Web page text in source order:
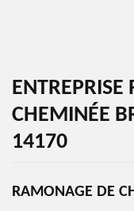
CHEMINÉE
14170
RAMONAGE DE